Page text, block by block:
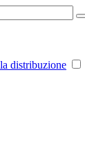
distribuzione